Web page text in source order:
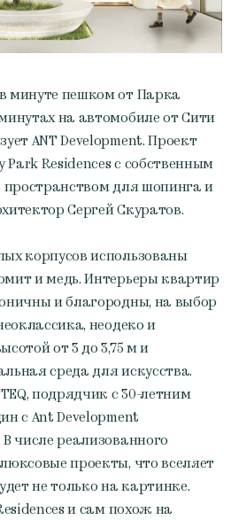
минуте пешком от Парка
на автомобиле от Сити
ANT Development. Проект
Residences с собственным
для шопинга и
Сергей Скуратов.
корпусов использованы
и медь. Интерьеры квартир
и благородны, на выбор
неодеко и
от 3 до 3,75 м и
среда для искусства.
подрядчик с 30-летним
с Ant Development
числе реализованного
проекты, что вселяет
не только на картинке.
и сам похож на